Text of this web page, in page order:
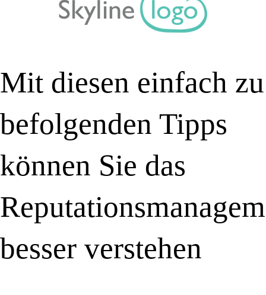
Mit diesen einfach zu
befolgenden Tipps
können Sie das
besser verstehen